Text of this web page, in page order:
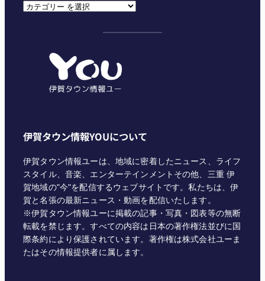
カ
伊賀タウン情報YOUについて
伊賀タウン情報ユーは、地域に密着したニュース、ライフ
スタイル、音楽、エンターテインメントその他、三重 伊
賀地域の"今"を配信するウェブサイトです。私たちは、伊
賀と名張の最新ニュース・動画を配信いたします。
※伊賀タウン情報ユーに掲載の記事・写真・図表等の無断
転載を禁じます。すべての内容は日本の著作権法並びに国
際条約により保護されています。著作権は株式会社ユーま
たはその情報提供者に属します。